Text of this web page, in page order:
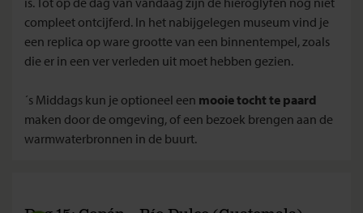
compleet ontcijferd. In het nabijgelegen museum vind je
een replica op ware grootte van een binnentempel, zoals
die er in een ver verleden uit moet hebben gezien.
´s Middags kun je optioneel een mooie tocht te paard
maken door de omgeving, of een bezoek brengen aan de
warmwaterbronnen in de buurt.